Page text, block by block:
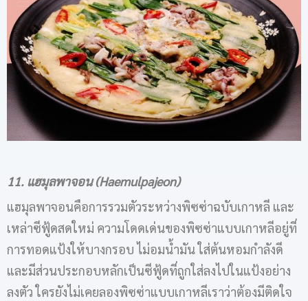
11. แฮมุลพาจอน (Haemulpajeon)
แฮมุลพาจอนคือการรวมตัวระหว่างพิซซ่าฉบับเกาหลี และ
เหล่าซีฟู้ดสดใหม่ ความโดดเด่นของพิซซ่าแบบเกาหลีอยู่ที่
การทอดแป้งให้บางกรอบ ไม่อมน้ำมัน ใส่ต้นหอมกำลังดี
และมีส่วนประกอบหลักเป็นซีฟู้ดที่ถูกใส่ลงไปในแป้งอย่าง
ลงตัว ใครยังไม่เคยลองพิซซ่าแบบเกาหลีเราว่าต้องมีติดใจ